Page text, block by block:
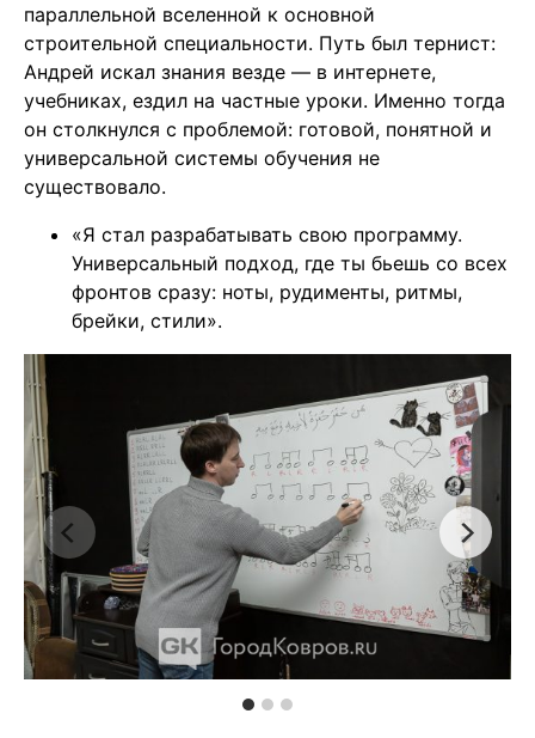
параллельной вселенной к основной
строительной специальности. Путь был тернист:
Андрей искал знания везде — в интернете,
учебниках, ездил на частные уроки. Именно тогда
он столкнулся с проблемой: готовой, понятной и
универсальной системы обучения не
существовало.
«Я стал разрабатывать свою программу.
Универсальный подход, где ты бьешь со всех
фронтов сразу: ноты, рудименты, ритмы,
брейки, стили».